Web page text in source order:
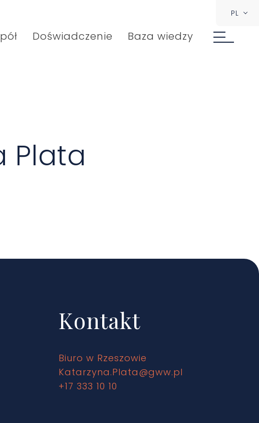
Doświadczenie Baza wiedzy
PL
Plata
Kontakt
Biuro w Rzeszowie
Katarzyna.Plata@gww.pl
+17 333 10 10